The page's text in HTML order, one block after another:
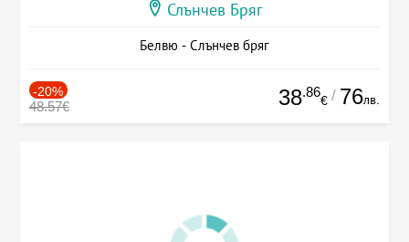
Слънчев Бряг
Белвю - Слънчев бряг
-20%
48.57€ 38.86
€ / 76лв.